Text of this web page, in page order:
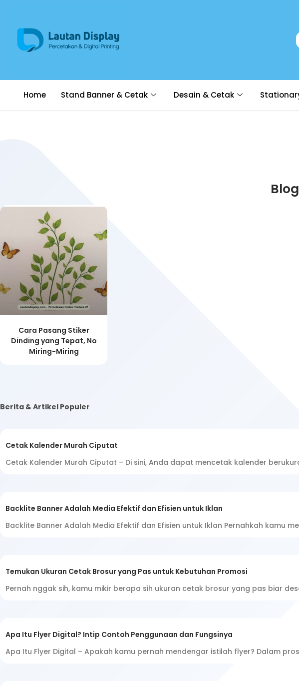
Home Stand Banner & Cetak Desain & Cetak
Blog
Cara Pasang Stiker
Dinding yang Tepat, No
Miring-Miring
Berita & Artikel Populer
Cetak Kalender Murah Ciputat
Cetak Kalender Murah Ciputat – Di sini, Anda dapat mencetak kalender
Backlite Banner Adalah Media Efektif dan Efisien untuk Iklan
Backlite Banner Adalah Media Efektif dan Efisien untuk Iklan Pernahkah kamu
Temukan Ukuran Cetak Brosur yang Pas untuk Kebutuhan Promosi
Pernah nggak sih, kamu mikir berapa sih ukuran cetak brosur yang pas biar
Apa Itu Flyer Digital? Intip Contoh Penggunaan dan Fungsinya
Apa Itu Flyer Digital – Apakah kamu pernah mendengar istilah flyer? Dalam